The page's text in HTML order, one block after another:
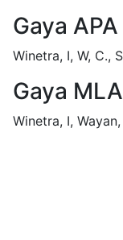
Gaya APA
Winetra, I, W, C.,
Gaya MLA
Winetra, I,